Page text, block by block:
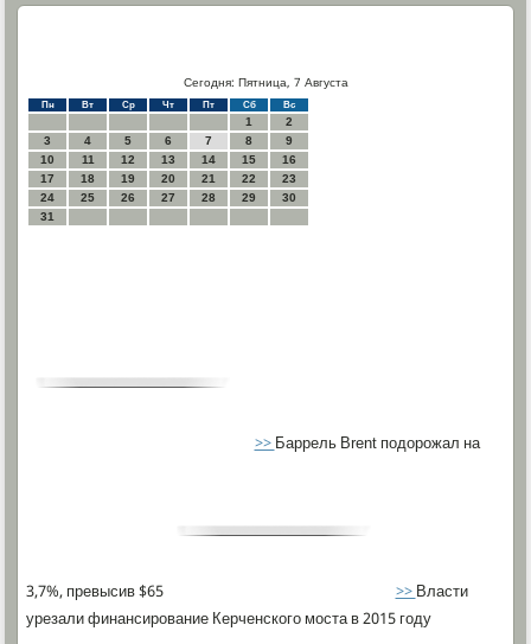
Сегодня: Пятница, 7 Августа
Пн Вт Ср Чт Пт Сб Вс
1
2
3
4 5 6 7 8
9
10
11 12 13 14 15
16
17
18 19 20 21 22
23
24
25 26 27 28 29
30
31
>>Баррель Brent подорожал на
3,7%, превысив $65 >>Власти
урезали финансирование Керченского моста в 2015 году